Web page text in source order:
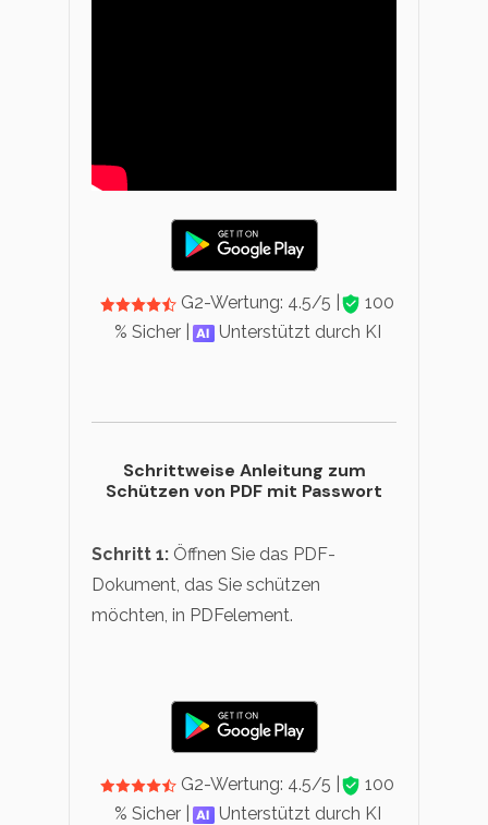
G2-Wertung: 4.5/5 |
100
% Sicher |
Unterstützt durch KI
Schrittweise Anleitung zum
Schützen von PDF mit Passwort
Schritt 1: Öffnen Sie das PDF-
Dokument, das Sie schützen
möchten, in PDFelement.
G2-Wertung: 4.5/5 |
100
% Sicher |
Unterstützt durch KI